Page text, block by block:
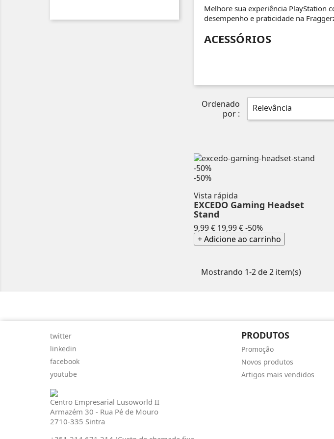
Melhore sua experiência PlayStation
desempenho e praticidade na
ACESSÓRIOS
Ordenado
por :
Relevância
-50%
-50%
Vista rápida
EXCEDO Gaming Headset
Stand
9,99 € Preço
normal
19,99 € -50%Preço
+ Adicione ao carrinho
Mostrando 1-2 de 2 item(s)
twitter
linkedin
facebook
youtube
Centro Empresarial Lusoworld II
Armazém 30 - Rua Pé de Mouro
2710-335 Sintra
PRODUTOS
Promoção
Novos produtos
Artigos mais vendidos